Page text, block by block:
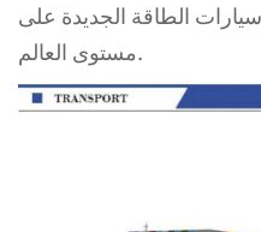
الطاقة الجديدة على
مستوى العالم.